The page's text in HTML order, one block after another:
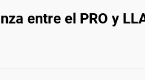
entre el PRO y